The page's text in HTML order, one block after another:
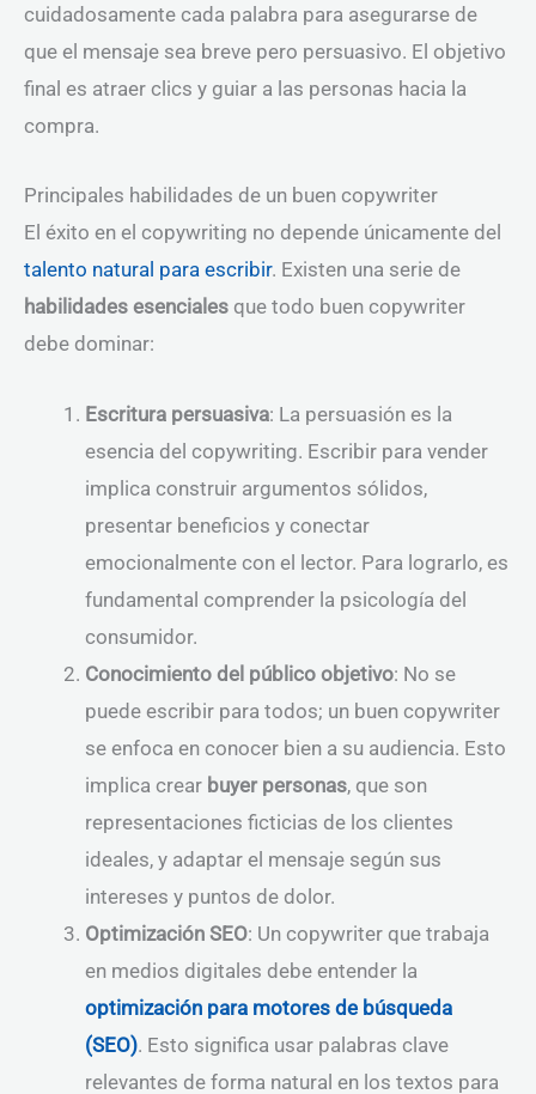
cuidadosamente cada palabra para asegurarse de
que el mensaje sea breve pero persuasivo. El objetivo
final es atraer clics y guiar a las personas hacia la
compra.
Principales habilidades de un buen copywriter
El éxito en el copywriting no depende únicamente del
talento natural para escribir. Existen una serie de
habilidades esenciales que todo buen copywriter
debe dominar:
Escritura persuasiva: La persuasión es la
esencia del copywriting. Escribir para vender
implica construir argumentos sólidos,
presentar beneficios y conectar
emocionalmente con el lector. Para lograrlo, es
fundamental comprender la psicología del
consumidor.
Conocimiento del público objetivo: No se
puede escribir para todos; un buen copywriter
se enfoca en conocer bien a su audiencia. Esto
implica crear buyer personas, que son
representaciones ficticias de los clientes
ideales, y adaptar el mensaje según sus
intereses y puntos de dolor.
Optimización SEO: Un copywriter que trabaja
en medios digitales debe entender la
optimización para motores de búsqueda
(SEO). Esto significa usar palabras clave
relevantes de forma natural en los textos para